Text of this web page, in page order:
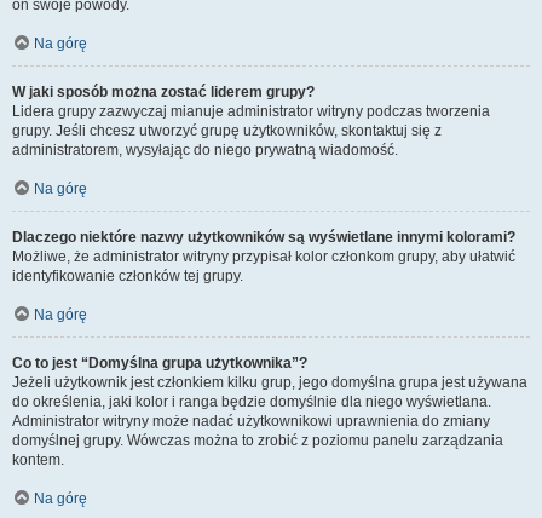
on swoje powody.
Na górę
W jaki sposób można zostać liderem grupy?
Lidera grupy zazwyczaj mianuje administrator witryny podczas tworzenia
grupy. Jeśli chcesz utworzyć grupę użytkowników, skontaktuj się z
administratorem, wysyłając do niego prywatną wiadomość.
Na górę
Dlaczego niektóre nazwy użytkowników są wyświetlane innymi kolorami?
Możliwe, że administrator witryny przypisał kolor członkom grupy, aby ułatwić
identyfikowanie członków tej grupy.
Na górę
Co to jest “Domyślna grupa użytkownika”?
Jeżeli użytkownik jest członkiem kilku grup, jego domyślna grupa jest używana
do określenia, jaki kolor i ranga będzie domyślnie dla niego wyświetlana.
Administrator witryny może nadać użytkownikowi uprawnienia do zmiany
domyślnej grupy. Wówczas można to zrobić z poziomu panelu zarządzania
kontem.
Na górę